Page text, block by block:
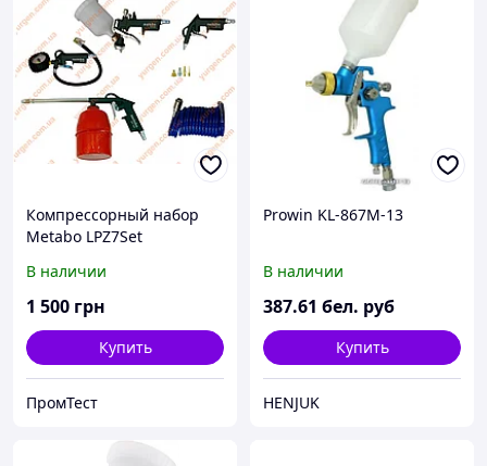
Компрессорный набор
Metabo LPZ7Set
В наличии
1 500 грн
Купить
ПромТест
Prowin KL-867M-13
В наличии
387.61 бел. руб
Купить
HENJUK